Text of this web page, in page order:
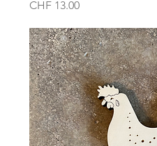
Preis
CHF 13.00